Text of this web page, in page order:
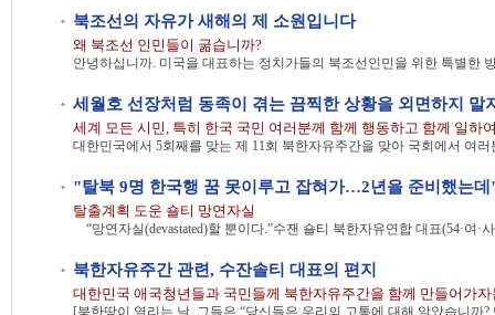
북조선의 자유가 새해의 제 소원입니다
왜 북조선 인민들이 굶습니까?
세월호 선장처럼 동족이 겪는 끔찍한 상황을 외면하지 말
"탈북 9명 한국행 꿈 못이루고 잡혀가…2년을 준비했는
탈출계획 도운 숄티 망연자실
북한자유주간 관련, 수잔솔티 대표의 편지